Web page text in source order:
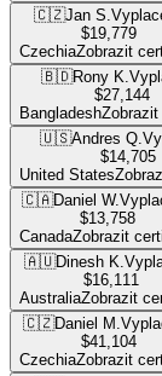
🇨🇿Jan S.
$19,779
CzechiaZobrazit
🇧🇩Rony K.
$27,144
Bangladesh
🇺🇸Andres Q.
$14,705
United States
🇨🇦Daniel W.
$13,758
CanadaZobrazit
🇦🇺Dinesh K.
$16,111
AustraliaZobrazit
🇨🇿Daniel M.
$41,104
CzechiaZobrazit